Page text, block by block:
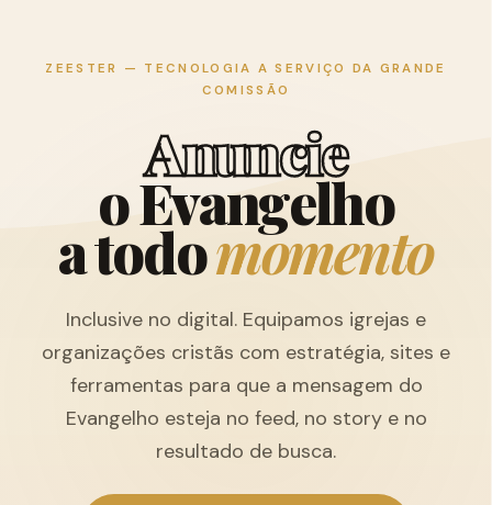
ZEESTER — TECNOLOGIA A SERVIÇO DA GRANDE
COMISSÃO
Anuncie
oEvangelho
atodomomento
Inclusive no digital. Equipamos igrejas e
organizações cristãs com estratégia, sites e
ferramentas para que a mensagem do
Evangelho esteja no feed, no story e no
resultado de busca.